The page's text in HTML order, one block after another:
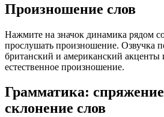
Произношение слов
Нажмите на значок динамика рядом
прослушать произношение. Озвучка
британский и американский акценты
естественное произношение.
Грамматика: спряжение
склонение слов